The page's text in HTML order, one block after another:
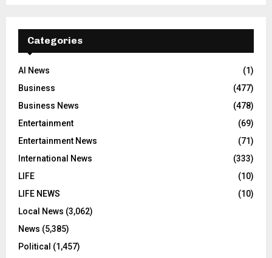
Categories
AI News
(1)
Business
(477)
Business News
(478)
Entertainment
(69)
Entertainment News
(71)
International News
(333)
LIFE
(10)
LIFE NEWS
(10)
Local News (3,062)
News (5,385)
Political (1,457)